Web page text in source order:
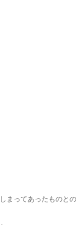
しまってあったものと